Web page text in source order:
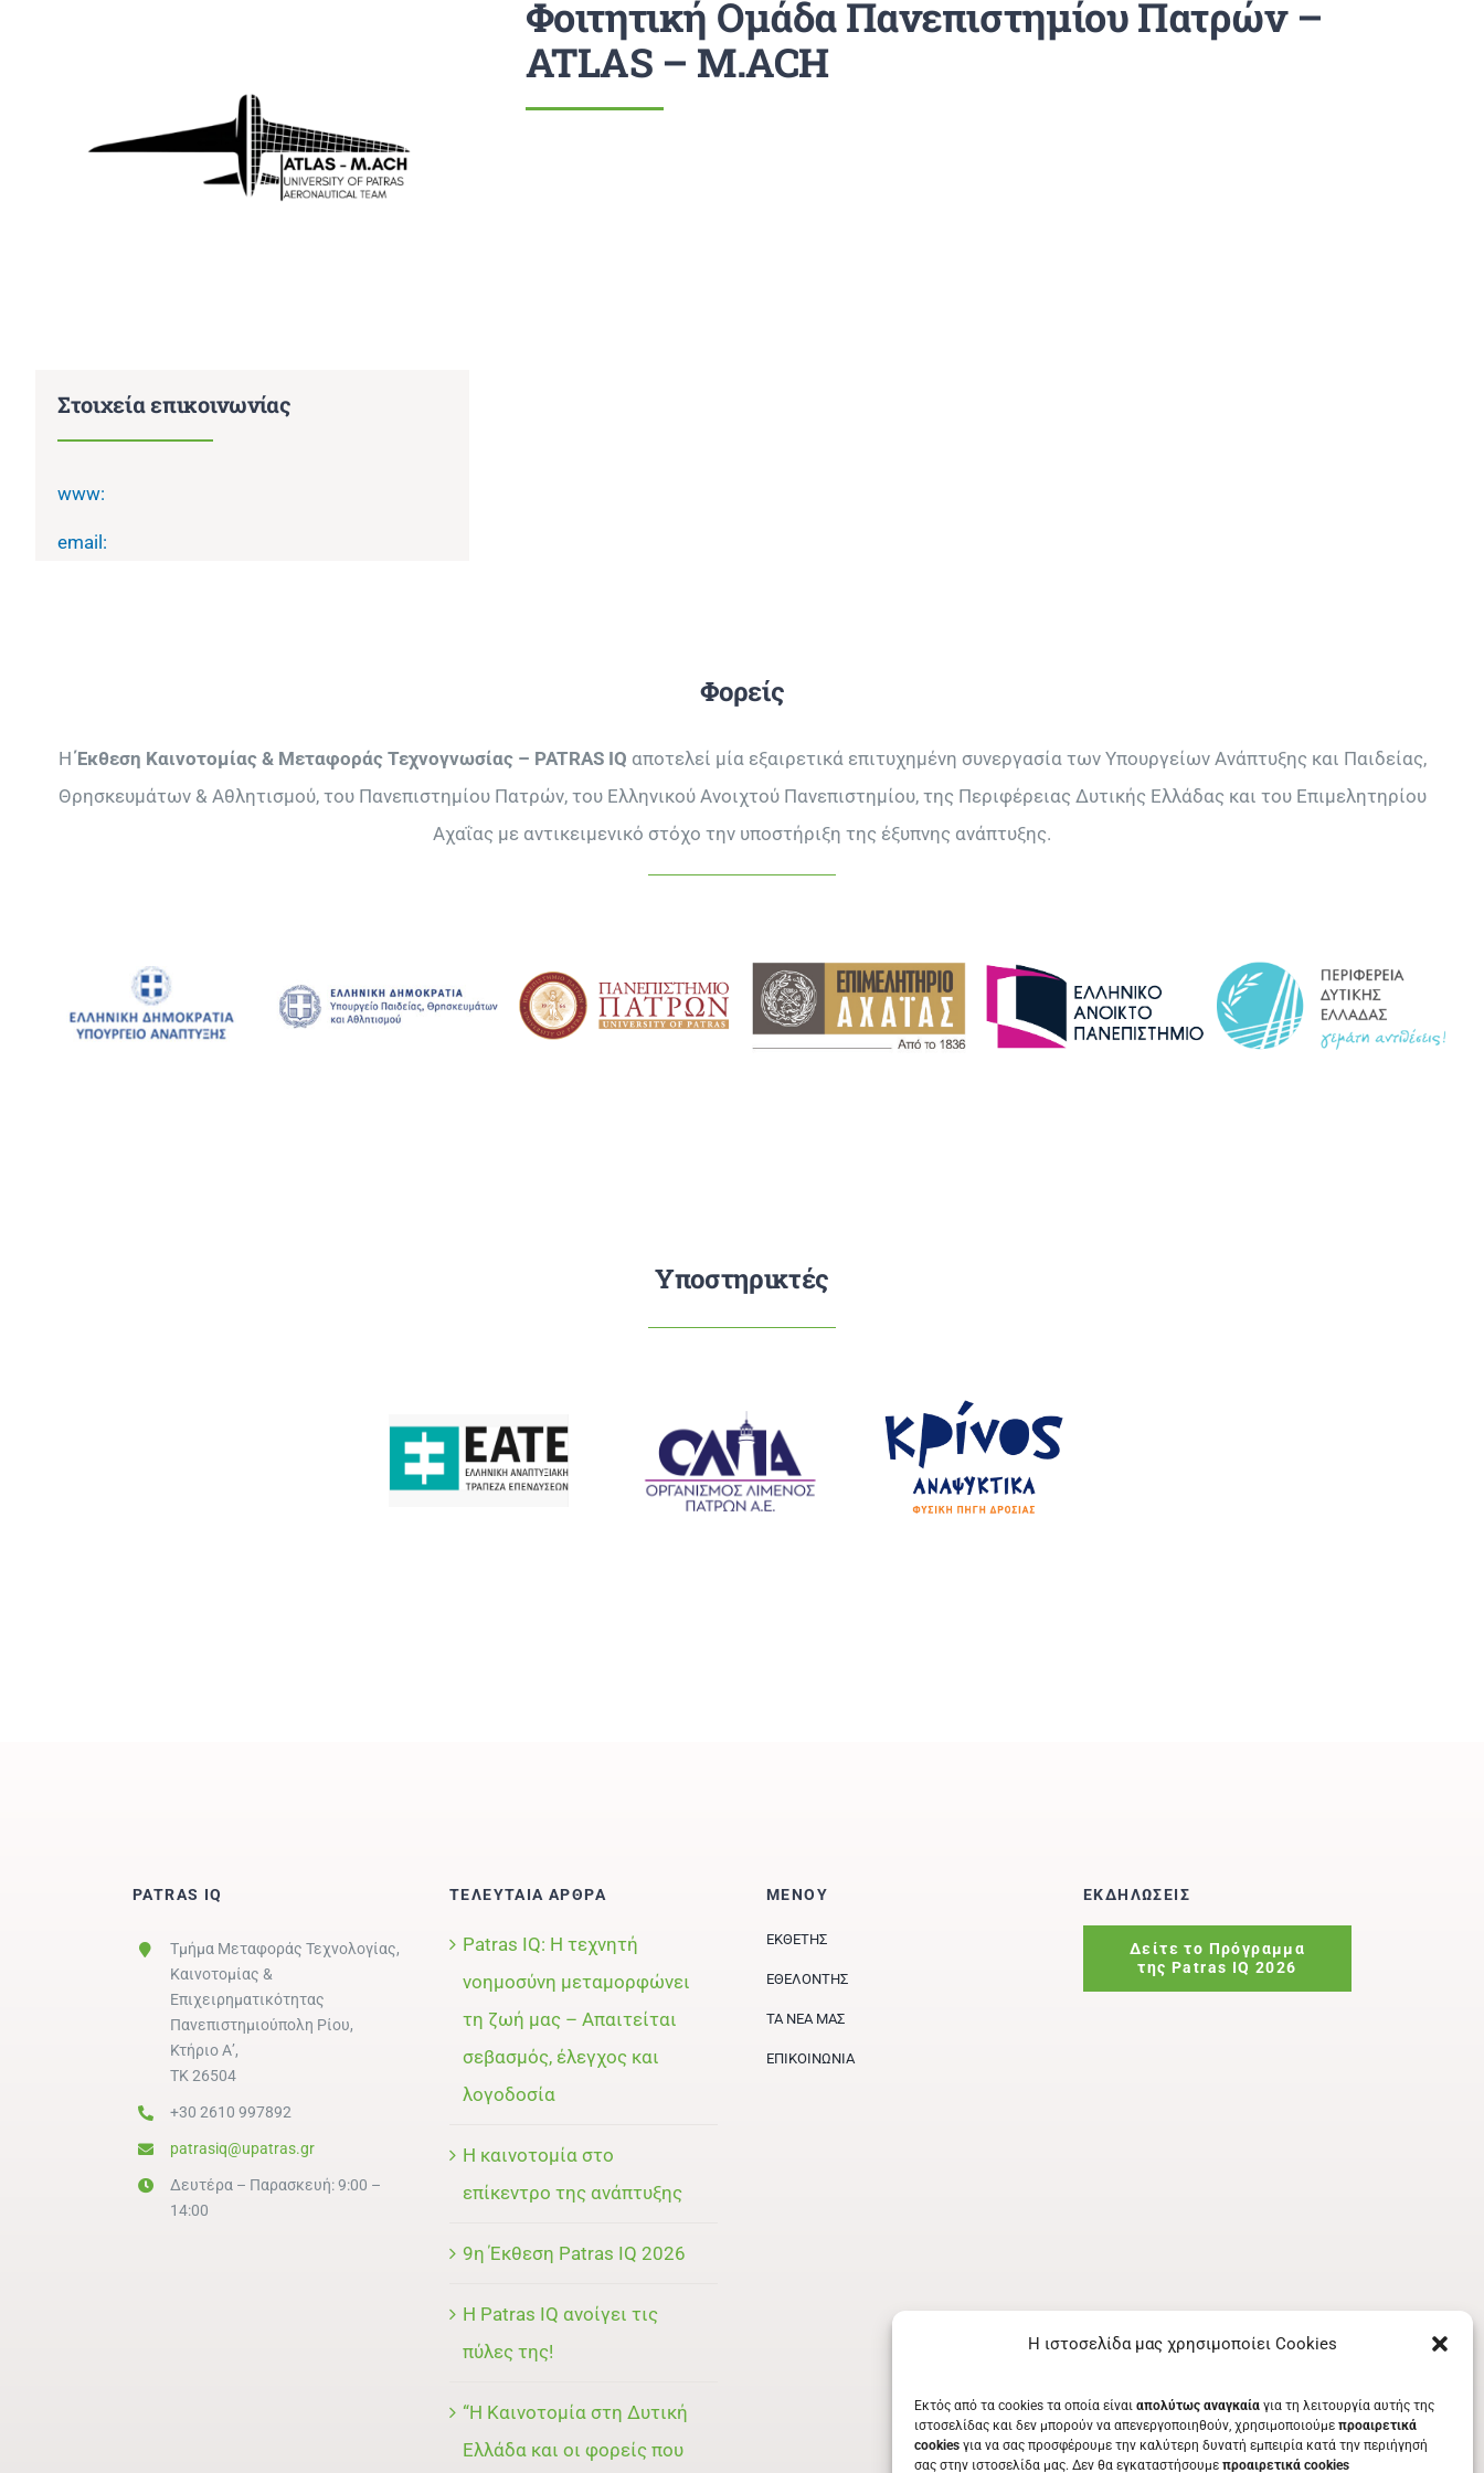
Η ιστοσελίδα μας χρησιμοποίει Cookies
Εκτός από τα cookies τα οποία είναι απολύτως αναγκαία για τη λειτουργία αυτής της
ιστοσελίδας και δεν μπορούν να απενεργοποιηθούν, χρησιμοποιούμε προαιρετικά
cookies για να σας προσφέρουμε την καλύτερη δυνατή εμπειρία κατά την περιήγησή
σας στην ιστοσελίδα μας. Δεν θα εγκαταστήσουμε προαιρετικά cookies
Στοιχεία επικοινωνίας
www:
email:
Φοιτητική Ομάδα Πανεπιστημίου Πατρών –
ATLAS – M.ACH
Φορείς
ΗΈκθεση Καινοτομίας & Μεταφοράς Τεχνογνωσίας – PATRAS IQ αποτελεί μία εξαιρετικά επιτυχημένη συνεργασία των Υπουργείων Ανάπτυξης και Παιδείας,
Θρησκευμάτων & Αθλητισμού, του Πανεπιστημίου Πατρών, του Ελληνικού Ανοιχτού Πανεπιστημίου, της Περιφέρειας ∆υτικής Ελλάδας και του Επιμελητηρίου
Αχαΐας με αντικειμενικό στόχο την υποστήριξη της έξυπνης ανάπτυξης.
Υποστηρικτές
PATRAS IQ
Τμήμα Μεταφοράς Τεχνολογίας,
Καινοτομίας &
Επιχειρηματικότητας
Πανεπιστημιούπολη Ρίου,
Κτήριο Α’,
ΤΚ 26504
+30 2610 997892
patrasiq@upatras.gr
Δευτέρα – Παρασκευή: 9:00 –
14:00
ΤΕΛΕΥΤΑΙΑ ΑΡΘΡΑ
Patras IQ: Η τεχνητή
νοημοσύνη μεταμορφώνει
τη ζωή μας – Απαιτείται
σεβασμός, έλεγχος και
λογοδοσία
Η καινοτομία στο
επίκεντρο της ανάπτυξης
9η Έκθεση Patras IQ 2026
Η Patras IQ ανοίγει τις
πύλες της!
“Η Καινοτομία στη Δυτική
Ελλάδα και οι φορείς που
ΜΕΝΟΥ
ΕΚΘΈΤΗΣ
ΕΘΕΛΟΝΤΉΣ
ΤΑ ΝΈΑ ΜΑΣ
ΕΠΙΚΟΙΝΩΝΊΑ
ΕΚΔΗΛΩΣΕΙΣ
Δείτε το Πρόγραμμα
της Patras IQ 2026